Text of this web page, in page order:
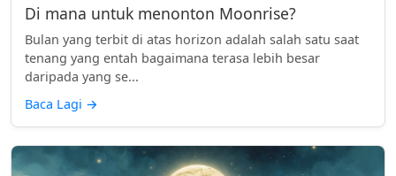
Di mana untuk menonton Moonrise?
Bulan yang terbit di atas horizon adalah salah satu saat
tenang yang entah bagaimana terasa lebih besar
daripada yang se...
Baca Lagi →